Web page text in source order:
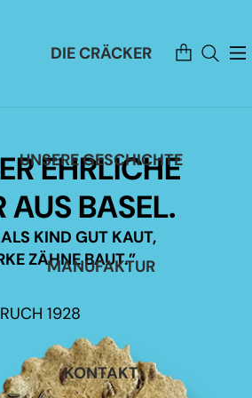
DIE CRÄCKER
UNSERE GESCHICHTE
MANUFAKTUR
KONTAKT
Artikel
im
Warenkorb
EHRLICHE
AUS BASEL.
KIND GUT KAUT,
ZÄHNE BAUT.”
1928